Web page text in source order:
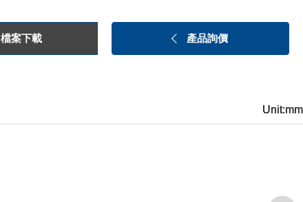
檔案下載 產品詢價
Unit:mm
Unit:mm
Unit:mm